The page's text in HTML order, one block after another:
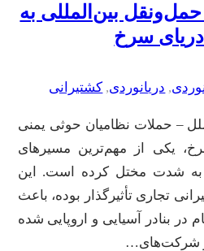
حمل‌ونقل بین‌المللی به
سرخ
, دریانوردی, کشتیرانی
– حملات نظامیان حوثی یمنی
یکی از مهم‌ترین مسیرهای
شدت مختل کرده است. این
تجاری تأثیرگذار بوده، باعث
در بنادر آسیایی و اروپایی شده
شرکت‌های…